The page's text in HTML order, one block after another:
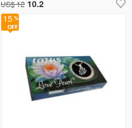
15
US$ 12 10.2